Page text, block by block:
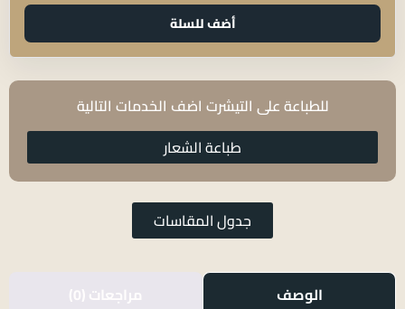
اختياري أضف للسلة
للطباعة على التيشرت اضف الخدمات التالية
طباعة الشعار
جدول المقاسات
الوصف